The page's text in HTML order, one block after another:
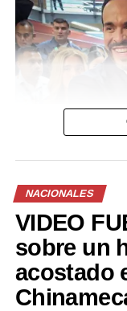
NACIONALES
VIDEO
sobre un
acostado